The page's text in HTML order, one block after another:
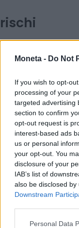
Moneta - Do Not
If you wish to opt-
processing of your
targeted advertising
section to confirm
opt-out request is
interest-based ads
us or personal
your opt-out. You
disclosure of your
IAB’s list of
also be disclosed
Downstream
Personal Data
rischi
L’obiettivo
pacchi regalo
visibilità.
trasforma però
capitale, con
Secondo
gestiscono i
di un piccolo
influencer
foglio di calcolo,
regalarlo. Infatti
online i doni